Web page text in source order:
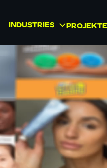
INDUSTRIES
BEAUTY
GESUNDHEIT UND
WELLNESS
KONSUMGÜTER
PROJEKTE